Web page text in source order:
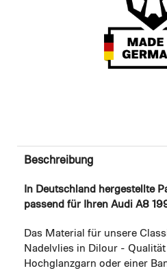
Beschreibung
In Deutschland hergestellte
passend für Ihren Audi A8
Das Material für unsere
Nadelvlies in Dilour -
Hochglanzgarn oder einer